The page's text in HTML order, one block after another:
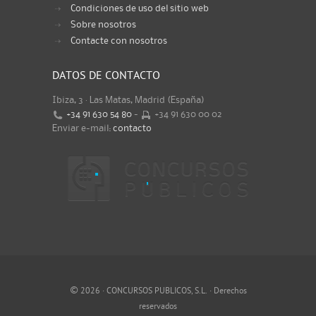
Condiciones de uso del sitio web
Sobre nosotros
Contacte con nosotros
DATOS DE CONTACTO
Ibiza, 3 · Las Matas, Madrid (España)
+34 91 630 54 80 -
+34 91 630 00 02
Enviar e-mail: contacto
© 2026 · CONCURSOS PUBLICOS, S.L. · Derechos
reservados